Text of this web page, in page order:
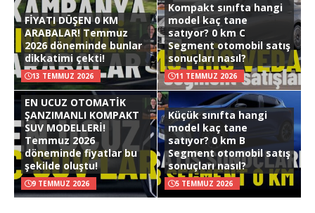
FİYATI DÜŞEN 0 KM
ARABALAR! Temmuz
2026 döneminde bunlar
dikkatimi çekti!
13 TEMMUZ 2026
Kompakt sınıfta hangi
model kaç tane
satıyor? 0 km C
Segment otomobil satış
sonuçları nasıl?
11 TEMMUZ 2026
EN UCUZ OTOMATİK
ŞANZIMANLI KOMPAKT
SUV MODELLERİ!
Temmuz 2026
döneminde fiyatlar bu
şekilde oluştu!
9 TEMMUZ 2026
Küçük sınıfta hangi
model kaç tane
satıyor? 0 km B
Segment otomobil satış
sonuçları nasıl?
5 TEMMUZ 2026